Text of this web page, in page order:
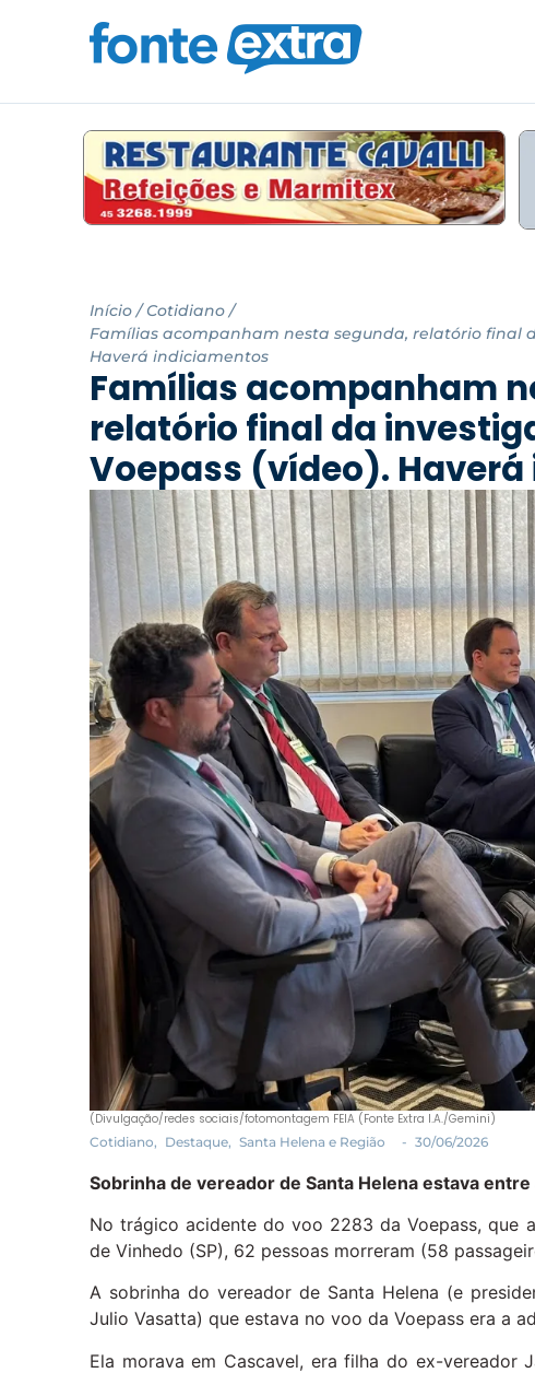
Início / Cotidiano /
Famílias acompanham nesta segunda, relatório final
Haverá indiciamentos
Famílias acompanham
relatório final da
Voepass (vídeo).
(Divulgação/redes sociais/fotomontagem FEIA (Fonte Extra I.A./Gemini)
Cotidiano, Destaque, Santa Helena e Região - 30/06/2026
Sobrinha de vereador de Santa Helena estava
No trágico acidente do voo 2283 da Voepass, que
de Vinhedo (SP), 62 pessoas morreram (58
A sobrinha do vereador de Santa Helena (e
Julio Vasatta) que estava no voo da Voepass era a
Ela morava em Cascavel, era filha do ex-vereador